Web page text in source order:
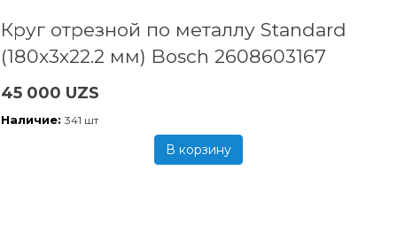
Круг отрезной по металлу Standard
(180x3х22.2 мм) Bosch 2608603167
45 000 UZS
Наличие: 341 шт
В корзину